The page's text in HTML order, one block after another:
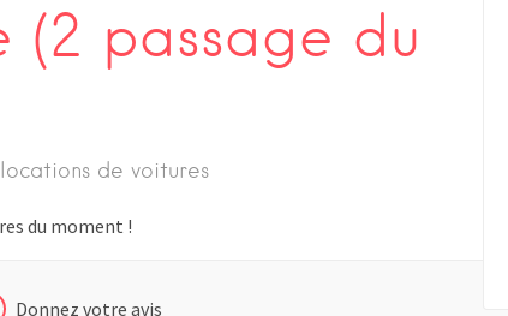
(2 passage du
locations de voitures
du moment !
Donnez votre avis